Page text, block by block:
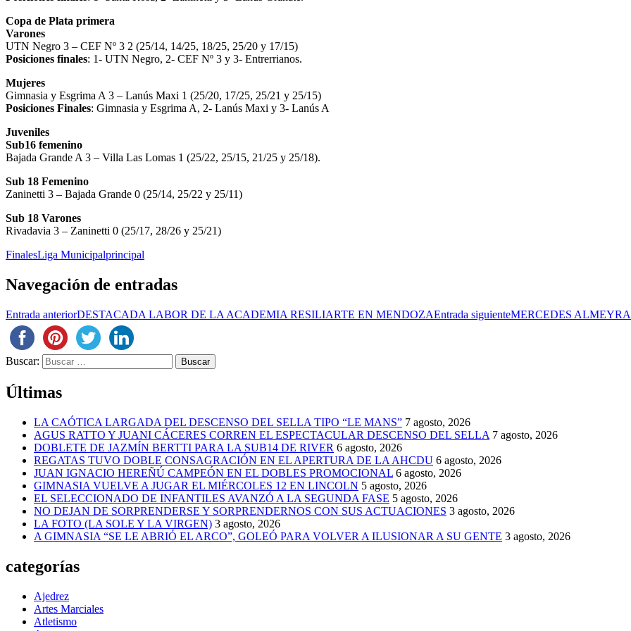
Copa de Plata primera
Varones
UTN Negro 3 – CEF Nº 3 2 (25/14, 14/25, 18/25, 25/20 y 17/15)
Posiciones finales: 1- UTN Negro, 2- CEF Nº 3 y 3- Entrerrianos.
Mujeres
Gimnasia y Esgrima A 3 – Lanús Maxi 1 (25/20, 17/25, 25/21 y 25/15)
Posiciones Finales: Gimnasia y Esgrima A, 2- Lanús Maxi y 3- Lanús A
Juveniles
Sub16 femenino
Bajada Grande A 3 – Villa Las Lomas 1 (25/22, 25/15, 21/25 y 25/18).
Sub 18 Femenino
Zaninetti 3 – Bajada Grande 0 (25/14, 25/22 y 25/11)
Sub 18 Varones
Rivadavia 3 – Zaninetti 0 (25/17, 28/26 y 25/21)
FinalesLiga Municipalprincipal
Navegación de entradas
Entrada anteriorDESTACADA LABOR DE LA ACADEMIA RESILIARTE EN MENDOZAEntrada siguienteMERCEDES
Buscar:
Últimas
LA CAÓTICA LARGADA DEL DESCENSO DEL SELLA TIPO “LE MANS” 7 agosto, 2026
AGUS RATTO Y JUANI CÁCERES CORREN EL ESPECTACULAR DESCENSO DEL SELLA 7 agosto, 2026
DOBLETE DE JAZMÍN BERTTI PARA LA SUB14 DE RIVER 6 agosto, 2026
REGATAS TUVO DOBLE CONSAGRACIÓN EN EL APERTURA DE LA AHCDU 6 agosto, 2026
JUAN IGNACIO HEREÑÚ CAMPEÓN EN EL DOBLES PROMOCIONAL 6 agosto, 2026
GIMNASIA VUELVE A JUGAR EL MIÉRCOLES 12 EN LINCOLN 5 agosto, 2026
EL SELECCIONADO DE INFANTILES AVANZÓ A LA SEGUNDA FASE 5 agosto, 2026
NO DEJAN DE SORPRENDERSE Y SORPRENDERNOS CON SUS ACTUACIONES 3 agosto, 2026
LA FOTO (LA SOLE Y LA VIRGEN) 3 agosto, 2026
A GIMNASIA “SE LE ABRIÓ EL ARCO”, GOLEÓ PARA VOLVER A ILUSIONAR A SU GENTE 3 agosto, 2026
categorías
Ajedrez
Artes Marciales
Atletismo